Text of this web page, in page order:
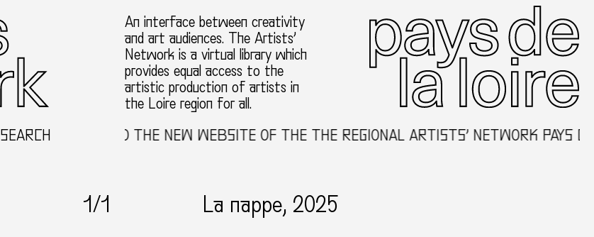
An interface between creativity
and art audiences. The Artists’
Network is a virtual library which
provides equal access to the
artistic production of artists in
the Loire region for all.
SEARCHWELCOME TO THE NEW WEBSITE OF THE THE REGIONAL ARTISTS’ NETWORK PAYS
1/1 La nappe, 2025